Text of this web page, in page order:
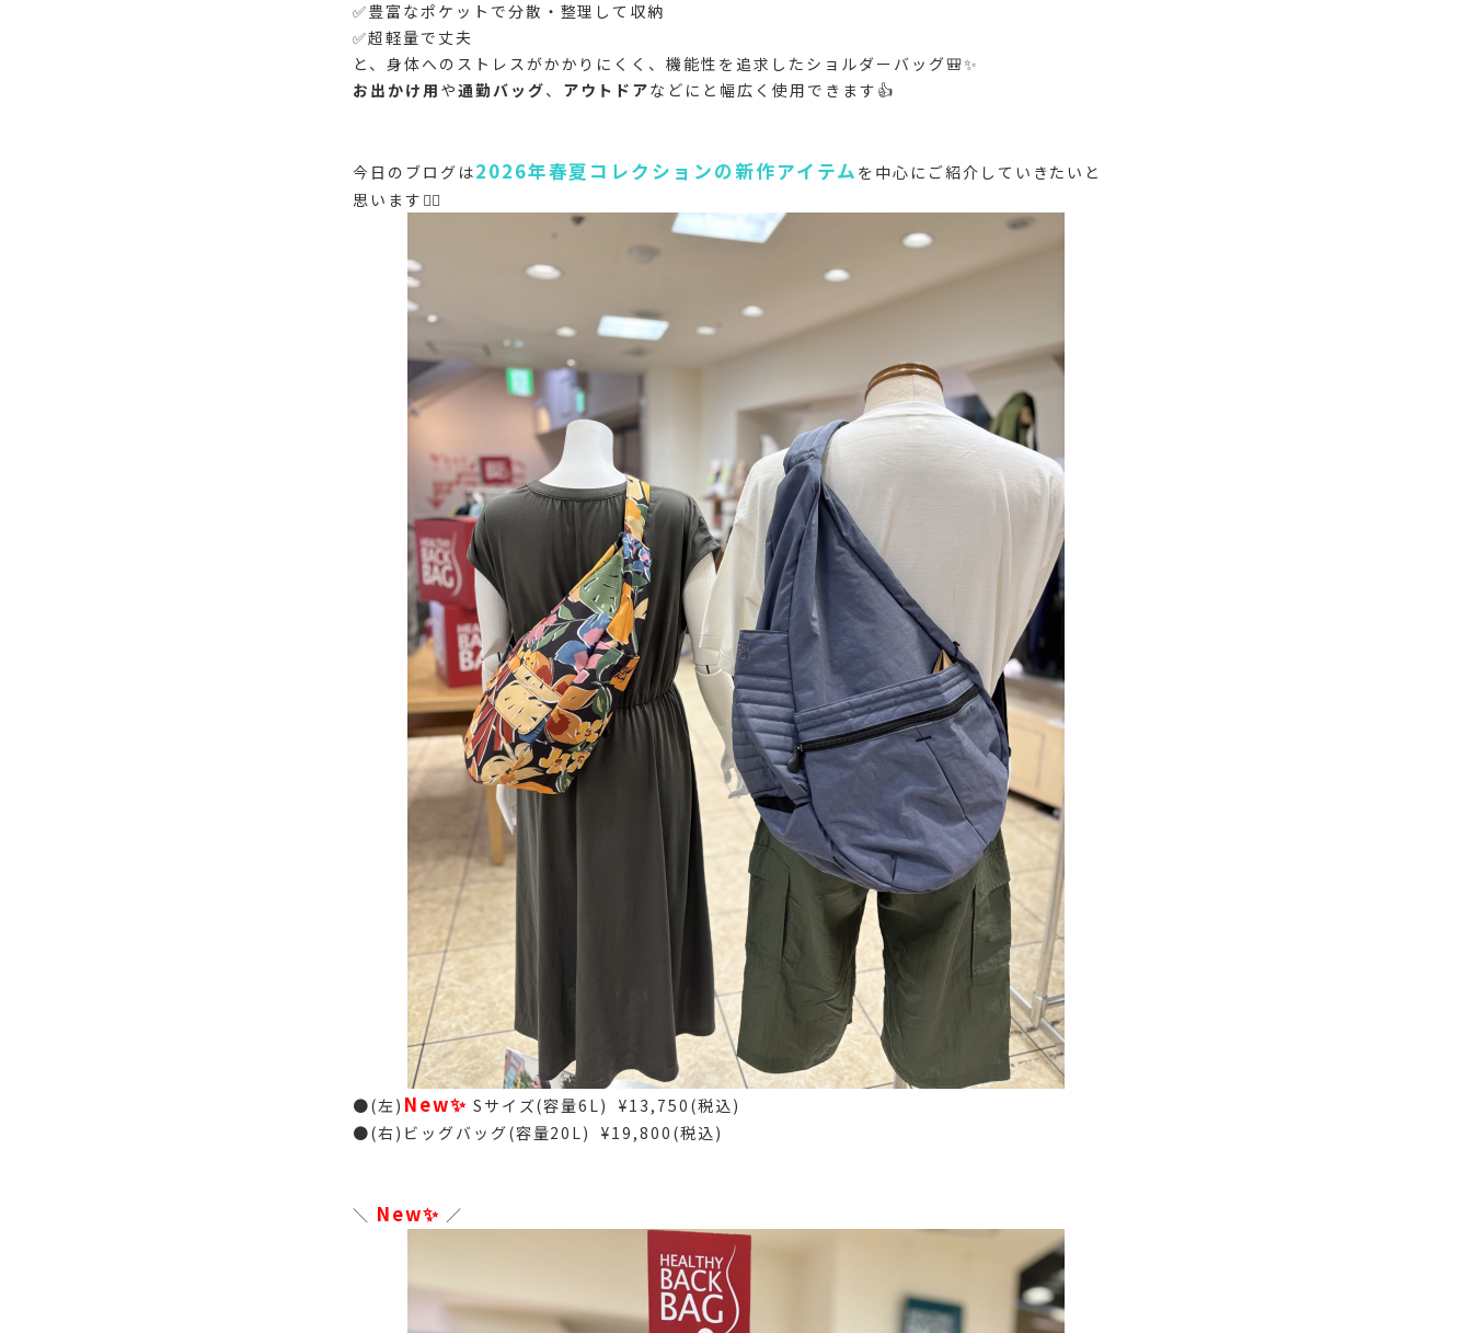
✅豊富なポケットで分散・整理して収納
✅超軽量で丈夫
と、身体へのストレスがかかりにくく、機能性を追求したショルダーバッグ🎒✨
お出かけ用 や通勤バッグ、 アウトドアなどにと幅広く使用できます👍
今日のブログは2026年春夏コレクションの新作アイテム を中心にご紹介していきたいと
思います💁‍♀️
●(左) New✨ Sサイズ(容量6L) ¥13,750(税込)
●(右)ビッグバッグ(容量20L) ¥19,800(税込)
＼ New✨ ／